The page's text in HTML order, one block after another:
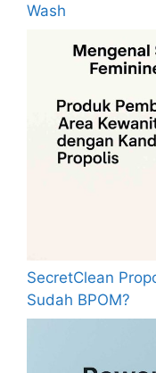
Wash
SecretClean
Sudah BPOM?